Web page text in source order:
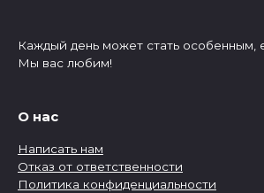
Каждый день может стать особенным,
Мы вас любим!
О нас
Написать нам
Отказ от ответственности
Политика конфиденциальности